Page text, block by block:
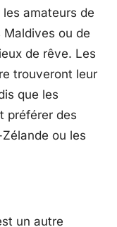
amateurs de
ou de
de rêve. Les
trouveront leur
que les
préférer des
ou les
un autre